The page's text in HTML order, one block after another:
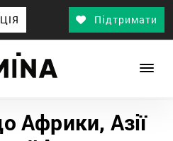
Підтримати
Африки, Азії